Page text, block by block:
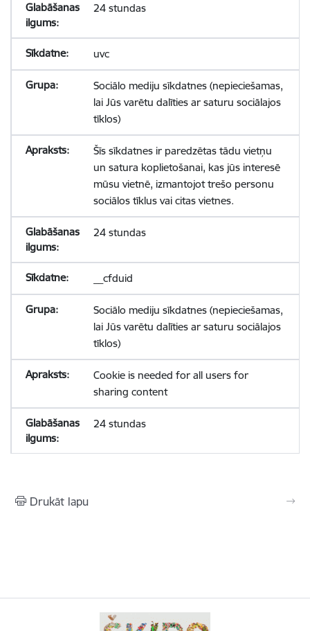
24 stundas
uvc
Sociālo mediju sīkdatnes (nepieciešamas,
lai Jūs varētu dalīties ar saturu sociālajos
tīklos)
Šīs sīkdatnes ir paredzētas tādu vietņu
un satura koplietošanai, kas jūs interesē
mūsu vietnē, izmantojot trešo personu
sociālos tīklus vai citas vietnes.
24 stundas
__cfduid
Sociālo mediju sīkdatnes (nepieciešamas,
lai Jūs varētu dalīties ar saturu sociālajos
tīklos)
Cookie is needed for all users for
sharing content
24 stundas
Drukāt lapu